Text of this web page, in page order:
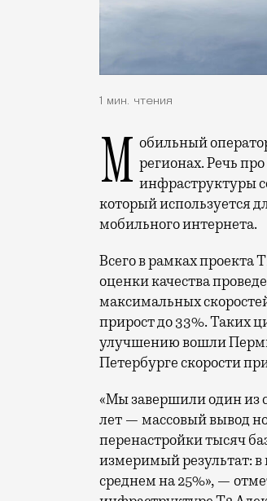
1 мин. чтения
Мобильный оператор Т2 завершил работы по увеличению скорости интернета в регионах. Речь
инфраструктуры
который используется
мобильного интернета.
Всего в рамках проекта
оценки качества
максимальных
прирост до 33%. Таких
улучшению вошли
Петербурге скорости
«Мы завершили один из
лет — массовый вывод
перенастройки тысяч
измеримый результат:
среднем на 25%», —